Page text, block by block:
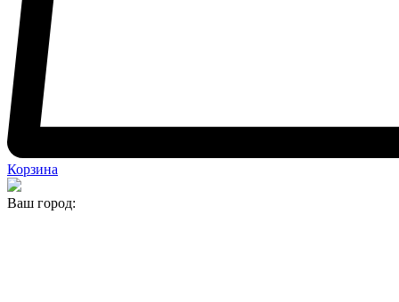
Корзина
Ваш город: